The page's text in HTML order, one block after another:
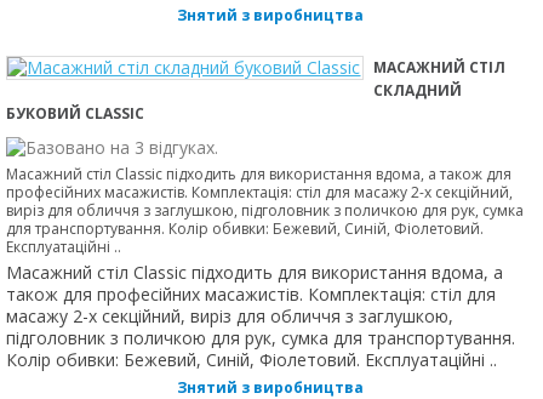
Знятий з виробництва
МАСАЖНИЙ СТІЛ
СКЛАДНИЙ
БУКОВИЙ CLASSIC
Масажний стіл Classic підходить для використання вдома, а також для
професійних масажистів. Комплектація: стіл для масажу 2-х секційний,
виріз для обличчя з заглушкою, підголовник з поличкою для рук, сумка
для транспортування. Колір обивки: Бежевий, Синій, Фіолетовий.
Експлуатаційні ..
Масажний стіл Classic підходить для використання вдома, а
також для професійних масажистів. Комплектація: стіл для
масажу 2-х секційний, виріз для обличчя з заглушкою,
підголовник з поличкою для рук, сумка для транспортування.
Колір обивки: Бежевий, Синій, Фіолетовий. Експлуатаційні ..
Знятий з виробництва